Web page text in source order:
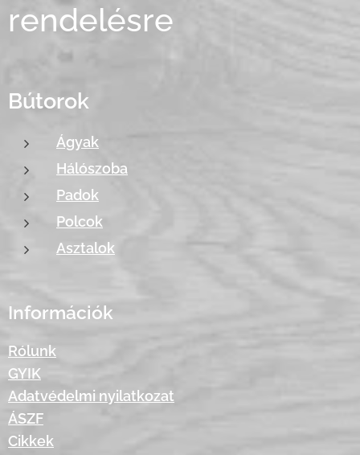
rendelésre
Bútorok
Ágyak
Hálószoba
Padok
Polcok
Asztalok
Információk
Rólunk
GYIK
Adatvédelmi nyilatkozat
ÁSZF
Cikkek